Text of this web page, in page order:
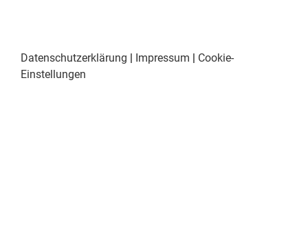
Datenschutzerklärung | Impressum | Cookie-
Einstellungen